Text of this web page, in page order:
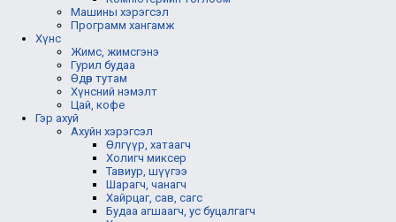
Машины хэрэгсэл
Программ хангамж
Хүнс
Жимс, жимсгэнэ
Гурил будаа
Өдөр тутам
Хүнсний нэмэлт
Цай, кофе
Гэр ахуй
Ахуйн хэрэгсэл
Өлгүүр, хатаагч
Холигч миксер
Тавиур, шүүгээ
Шарагч, чанагч
Хайрцаг, сав, сагс
Будаа агшаагч, ус буцалгагч